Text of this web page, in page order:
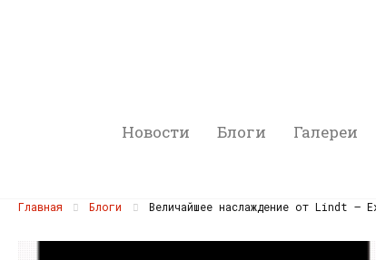
Новости Блоги Галереи
Главная Блоги Величайшее наслаждение от Lindt —